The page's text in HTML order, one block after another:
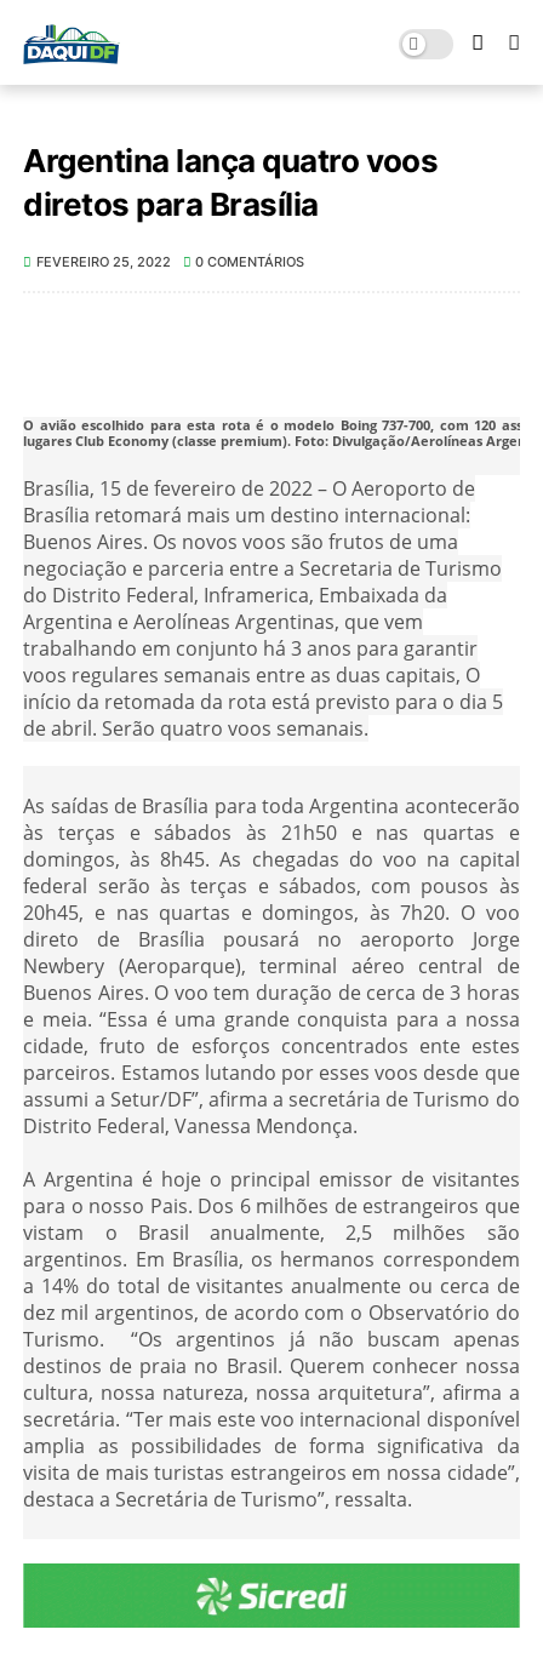
Argentina lança quatro voos
diretos para Brasília
FEVEREIRO 25, 2022 0 COMENTÁRIOS
O avião escolhido para esta rota é o modelo Boing 737-700, com 120
lugares Club Economy (classe premium). Foto: Divulgação/Aerolíneas
Brasília, 15 de fevereiro de 2022 – O Aeroporto de
Brasília retomará mais um destino internacional:
Buenos Aires. Os novos voos são frutos de uma
negociação e parceria entre a Secretaria de Turismo
do Distrito Federal, Inframerica, Embaixada da
Argentina e Aerolíneas Argentinas, que vem
trabalhando em conjunto há 3 anos para garantir
voos regulares semanais entre as duas capitais, O
início da retomada da rota está previsto para o dia 5
de abril. Serão quatro voos semanais.
As saídas de Brasília para toda Argentina acontecerão
às terças e sábados às 21h50 e nas quartas e
domingos, às 8h45. As chegadas do voo na capital
federal serão às terças e sábados, com pousos às
20h45, e nas quartas e domingos, às 7h20. O voo
direto de Brasília pousará no aeroporto Jorge
Newbery (Aeroparque), terminal aéreo central de
Buenos Aires. O voo tem duração de cerca de 3 horas
e meia. “Essa é uma grande conquista para a nossa
cidade, fruto de esforços concentrados ente estes
parceiros. Estamos lutando por esses voos desde que
assumi a Setur/DF”, afirma a secretária de Turismo do
Distrito Federal, Vanessa Mendonça.
A Argentina é hoje o principal emissor de visitantes
para o nosso Pais. Dos 6 milhões de estrangeiros que
vistam o Brasil anualmente, 2,5 milhões são
argentinos. Em Brasília, os hermanos correspondem
a 14% do total de visitantes anualmente ou cerca de
dez mil argentinos, de acordo com o Observatório do
Turismo. “Os argentinos já não buscam apenas
destinos de praia no Brasil. Querem conhecer nossa
cultura, nossa natureza, nossa arquitetura”, afirma a
secretária. “Ter mais este voo internacional disponível
amplia as possibilidades de forma significativa da
visita de mais turistas estrangeiros em nossa cidade”,
destaca a Secretária de Turismo”, ressalta.